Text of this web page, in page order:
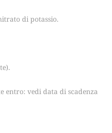
through
di potassio.
entro: vedi data di scadenza